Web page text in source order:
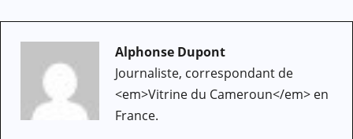
Alphonse Dupont
Journaliste, correspondant de
<em>Vitrine du Cameroun</em> en
France.